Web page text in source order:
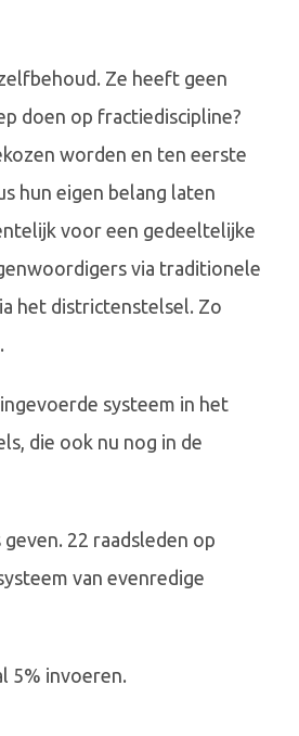
Ze heeft geen
doen op fractiediscipline?
worden en ten eerste
hun eigen belang laten
voor een gedeeltelijke
via traditionele
het districtenstelsel. Zo
systeem in het
die ook nu nog in de
22 raadsleden op
van evenredige
5% invoeren.